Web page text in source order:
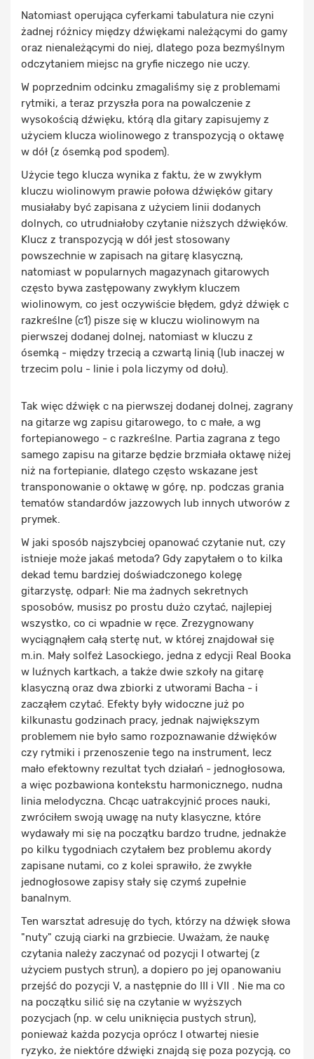
Natomiast operująca cyferkami tabulatura nie czyni
żadnej różnicy między dźwiękami należącymi do gamy
oraz nienależącymi do niej, dlatego poza bezmyślnym
odczytaniem miejsc na gryfie niczego nie uczy.
W poprzednim odcinku zmagaliśmy się z problemami
rytmiki, a teraz przyszła pora na powalczenie z
wysokością dźwięku, którą dla gitary zapisujemy z
użyciem klucza wiolinowego z transpozycją o oktawę
w dół (z ósemką pod spodem).
Użycie tego klucza wynika z faktu, że w zwykłym
kluczu wiolinowym prawie połowa dźwięków gitary
musiałaby być zapisana z użyciem linii dodanych
dolnych, co utrudniałoby czytanie niższych dźwięków.
Klucz z transpozycją w dół jest stosowany
powszechnie w zapisach na gitarę klasyczną,
natomiast w popularnych magazynach gitarowych
często bywa zastępowany zwykłym kluczem
wiolinowym, co jest oczywiście błędem, gdyż dźwięk c
razkreślne (c1) pisze się w kluczu wiolinowym na
pierwszej dodanej dolnej, natomiast w kluczu z
ósemką - między trzecią a czwartą linią (lub inaczej w
trzecim polu - linie i pola liczymy od dołu).
Tak więc dźwięk c na pierwszej dodanej dolnej, zagrany
na gitarze wg zapisu gitarowego, to c małe, a wg
fortepianowego - c razkreślne. Partia zagrana z tego
samego zapisu na gitarze będzie brzmiała oktawę niżej
niż na fortepianie, dlatego często wskazane jest
transponowanie o oktawę w górę, np. podczas grania
tematów standardów jazzowych lub innych utworów z
prymek.
W jaki sposób najszybciej opanować czytanie nut, czy
istnieje może jakaś metoda? Gdy zapytałem o to kilka
dekad temu bardziej doświadczonego kolegę
gitarzystę, odparł: Nie ma żadnych sekretnych
sposobów, musisz po prostu dużo czytać, najlepiej
wszystko, co ci wpadnie w ręce. Zrezygnowany
wyciągnąłem całą stertę nut, w której znajdował się
m.in. Mały solfeż Lasockiego, jedna z edycji Real Booka
w luźnych kartkach, a także dwie szkoły na gitarę
klasyczną oraz dwa zbiorki z utworami Bacha - i
zacząłem czytać. Efekty były widoczne już po
kilkunastu godzinach pracy, jednak największym
problemem nie było samo rozpoznawanie dźwięków
czy rytmiki i przenoszenie tego na instrument, lecz
mało efektowny rezultat tych działań - jednogłosowa,
a więc pozbawiona kontekstu harmonicznego, nudna
linia melodyczna. Chcąc uatrakcyjnić proces nauki,
zwróciłem swoją uwagę na nuty klasyczne, które
wydawały mi się na początku bardzo trudne, jednakże
po kilku tygodniach czytałem bez problemu akordy
zapisane nutami, co z kolei sprawiło, że zwykłe
jednogłosowe zapisy stały się czymś zupełnie
banalnym.
Ten warsztat adresuję do tych, którzy na dźwięk słowa
"nuty" czują ciarki na grzbiecie. Uważam, że naukę
czytania należy zaczynać od pozycji I otwartej (z
użyciem pustych strun), a dopiero po jej opanowaniu
przejść do pozycji V, a następnie do III i VII . Nie ma co
na początku silić się na czytanie w wyższych
pozycjach (np. w celu uniknięcia pustych strun),
ponieważ każda pozycja oprócz I otwartej niesie
ryzyko, że niektóre dźwięki znajdą się poza pozycją, co